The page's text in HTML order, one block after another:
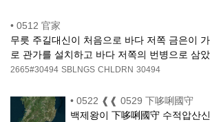
• 0512 官家
무릇 주길대신이 처음으로 바다 저쪽 금은이
로 관가를 설치하고 바다 저쪽의 번병으로 삼
2665#30494 SBLNGS CHLDRN 30494
• 0522 ❰❰ 0529 下哆唎國守
백제왕이 下哆唎國守 수적압산